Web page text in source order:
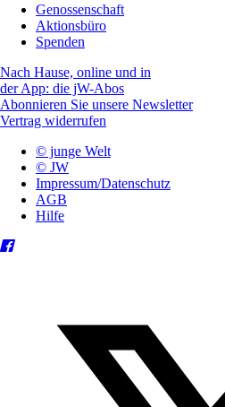
Genossenschaft
Aktionsbüro
Spenden
Nach Hause, online und in
der App: die jW-Abos
Abonnieren Sie unsere Newsletter
Vertrag widerrufen
© junge Welt
© JW
Impressum/Datenschutz
AGB
Hilfe